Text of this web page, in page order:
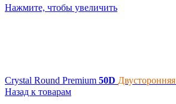
Нажмите, чтобы увеличить
Crystal Round Premium 50D Двусторонняя
Назад к товарам